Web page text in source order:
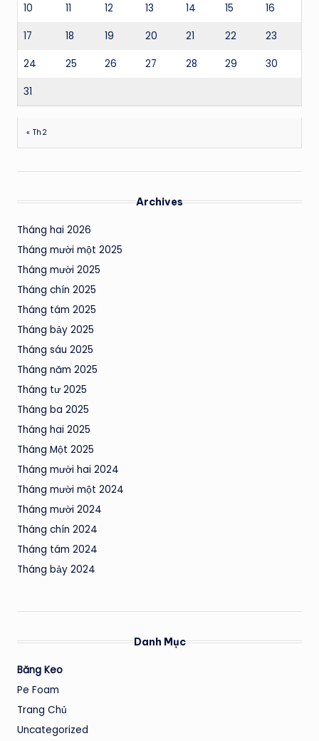
10 11 12 13 14 15 16
17 18 19 20 21 22 23
24 25 26 27 28 29 30
31
« Th2
Archives
Tháng hai 2026
Tháng mười một 2025
Tháng mười 2025
Tháng chín 2025
Tháng tám 2025
Tháng bảy 2025
Tháng sáu 2025
Tháng năm 2025
Tháng tư 2025
Tháng ba 2025
Tháng hai 2025
Tháng Một 2025
Tháng mười hai 2024
Tháng mười một 2024
Tháng mười 2024
Tháng chín 2024
Tháng tám 2024
Tháng bảy 2024
Danh Mục
Băng Keo
Pe Foam
Trang Chủ
Uncategorized